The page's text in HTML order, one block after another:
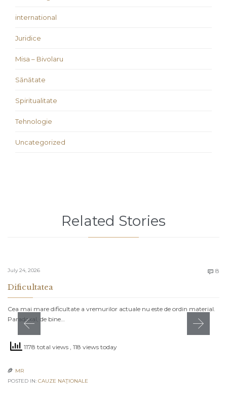
international
Juridice
Misa – Bivolaru
Sănătate
Spiritualitate
Tehnologie
Uncategorized
Related Stories
July 24, 2026  8
Dificultatea
Cea mai mare dificultate a vremurilor actuale nu este de ordin material.
Paradoxal, de bine…
1178 total views , 118 views today
 MR
POSTED IN: CAUZE NAŢIONALE